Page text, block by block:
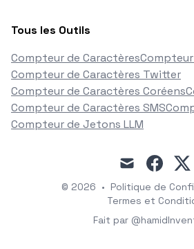
Tous les Outils
Compteur de Caractères
Compteur de Caractères Twitter
Compteur de Caractères Coréens
Compteur de Caractères SMS
Compteur de Jetons LLM
mail facebook
x
© 2026 • Politique de
Termes et
Fait par